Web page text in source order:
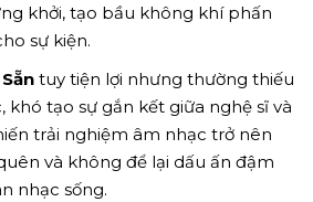
khởi, tạo bầu không khí phấn
sự kiện.
tuy tiện lợi nhưng thường thiếu
khó tạo sự gắn kết giữa nghệ sĩ và
trải nghiệm âm nhạc trở nên
và không để lại dấu ấn đậm
nhạc sống.